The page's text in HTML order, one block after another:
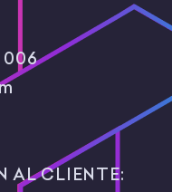
006
AL CLIENTE: